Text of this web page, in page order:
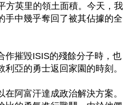
方英里的領土面積。今天，我
手中幾乎奪回了被其佔據的全
作摧毀ISIS的殘餘分子時，也
利亞的勇士返回家園的時刻。
阿富汗達成政治解決方案。